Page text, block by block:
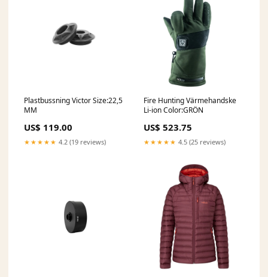
Plastbussning Victor Size:22,5
MM
US$ 119.00
★★★★★ 4.2 (19 reviews)
Fire Hunting Värmehandske
Li-ion Color:GRÖN
US$ 523.75
★★★★★ 4.5 (25 reviews)